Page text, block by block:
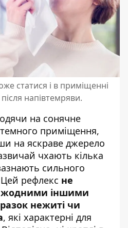
статися і в приміщенні
напівтемряви.
на сонячне
приміщення,
на яскраве джерело
чхають кілька
сильного
рефлекс не
жодними іншими
нежиті чи
, які характерні для